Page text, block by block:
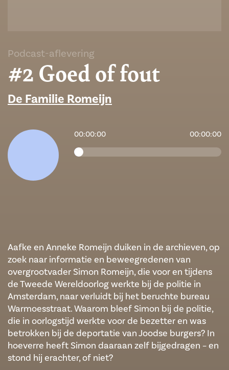
Podcast-aflevering
#2 Goed of fout
De Familie Romeijn
00:00:00 00:00:00
Aafke en Anneke Romeijn duiken in de archieven, op
zoek naar informatie en beweegredenen van
overgrootvader Simon Romeijn, die voor en tijdens
de Tweede Wereldoorlog werkte bij de politie in
Amsterdam, naar verluidt bij het beruchte bureau
Warmoesstraat. Waarom bleef Simon bij de politie,
die in oorlogstijd werkte voor de bezetter en was
betrokken bij de deportatie van Joodse burgers? In
hoeverre heeft Simon daaraan zelf bijgedragen – en
stond hij erachter, of niet?